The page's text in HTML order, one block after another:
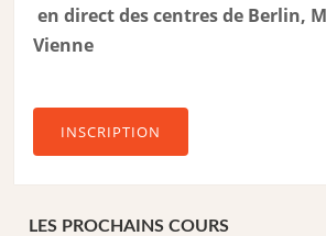
en direct des centres de Berlin,
Vienne
INSCRIPTION
LES PROCHAINS COURS